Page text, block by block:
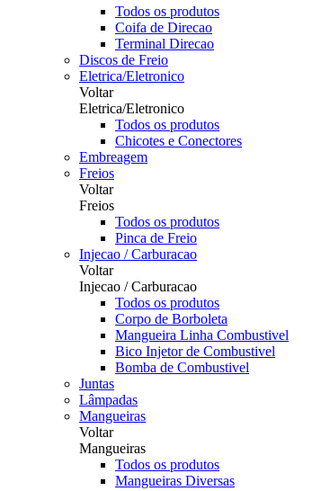
Todos os produtos
Coifa de Direcao
Terminal Direcao
Discos de Freio
Eletrica/Eletronico
Voltar
Eletrica/Eletronico
Todos os produtos
Chicotes e Conectores
Embreagem
Freios
Voltar
Freios
Todos os produtos
Pinca de Freio
Injecao / Carburacao
Voltar
Injecao / Carburacao
Todos os produtos
Corpo de Borboleta
Mangueira Linha Combustivel
Bico Injetor de Combustivel
Bomba de Combustivel
Juntas
Lâmpadas
Mangueiras
Voltar
Mangueiras
Todos os produtos
Mangueiras Diversas